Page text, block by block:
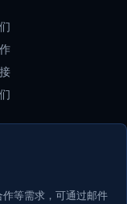
等需求，可通过邮件